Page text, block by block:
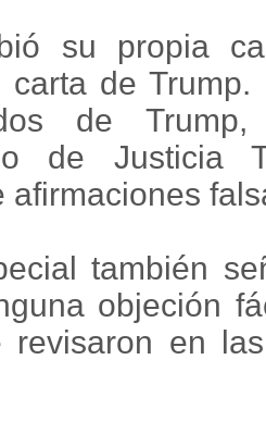
su propia
carta de
de
de Justicia
afirmaciones
también
objeción
revisaron en